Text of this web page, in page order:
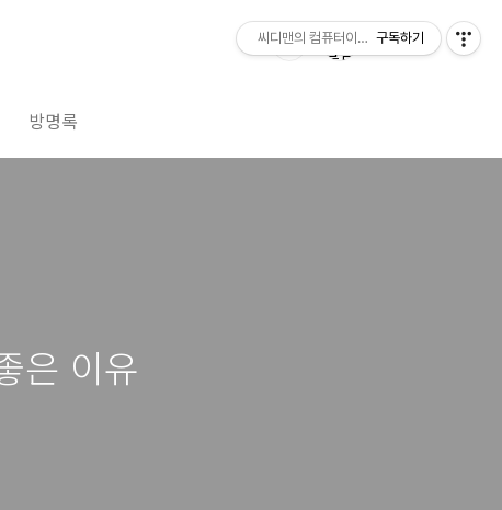
방명록
은 이유
씨디맨의 컴퓨터이야기구독하기